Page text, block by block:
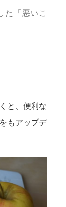
た「悪いこ
と、便利な
もアップデ